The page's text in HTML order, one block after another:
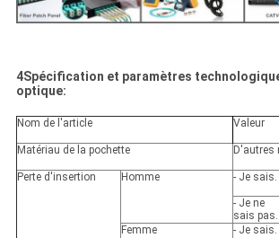
4Spécification et paramètres
optique:
Nom de l'article Valeur
Matériau de la pochette D'autres
Perte d'insertion Homme - Je sais.
- Je ne
sais pas.
Femme - Je sais.